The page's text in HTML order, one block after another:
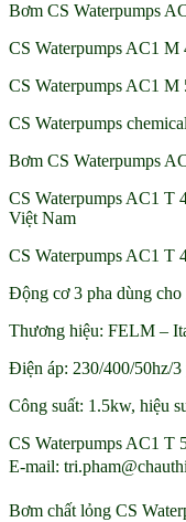
Bơm CS Waterpumps
CS Waterpumps AC1 M
CS Waterpumps AC1 M
CS Waterpumps
Bơm CS Waterpumps
CS Waterpumps AC1 T
Việt Nam
CS Waterpumps AC1 T
Động cơ 3 pha dùng cho
Thương hiệu: FELM –
Điện áp: 230/400/50hz/3
Công suất: 1.5kw, hiệu
CS Waterpumps AC1 T
E-mail:
Bơm chất lỏng CS